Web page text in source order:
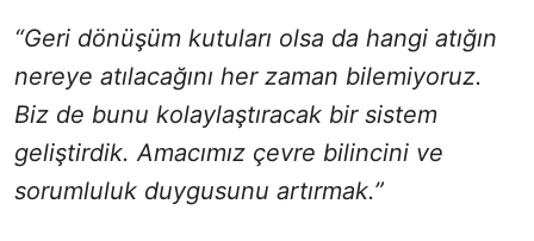
“Geri dönüşüm kutuları olsa da hangi atığın
nereye atılacağını her zaman bilemiyoruz.
Biz de bunu kolaylaştıracak bir sistem
geliştirdik. Amacımız çevre bilincini ve
sorumluluk duygusunu artırmak.”